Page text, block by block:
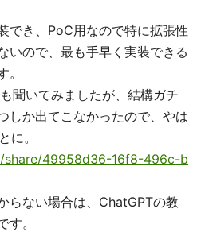
でき、PoC用なので特に拡張性
いので、最も手早く実装できる
聞いてみましたが、結構ガチ
しか出てこなかったので、やは
に。
share/49958d36-16f8-496c-b
らない場合は、ChatGPTの教
す。